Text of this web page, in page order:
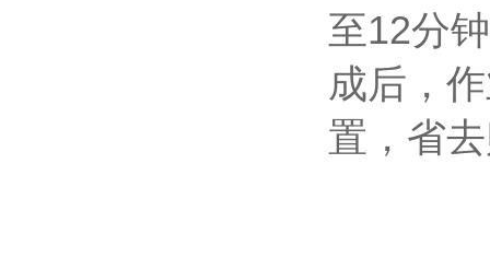
至12分
成后，
置，省